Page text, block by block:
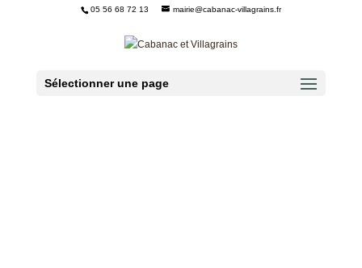
05 56 68 72 13 mairie@cabanac-villagrains.fr
Sélectionner une page